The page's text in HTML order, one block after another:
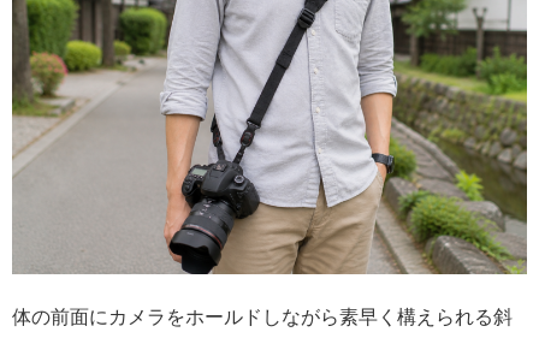
体の前面にカメラをホールドしながら素早く構えられる斜